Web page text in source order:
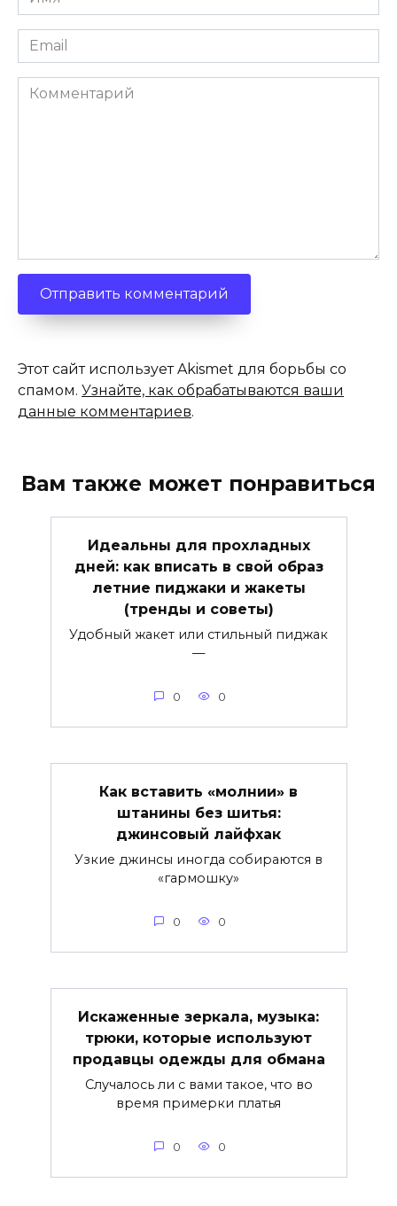
*
Email
*
Комментарий
Этот сайт использует Akismet для борьбы со
спамом. Узнайте, как обрабатываются ваши
данные комментариев.
Вам также может понравиться
Идеальны для прохладных
дней: как вписать в свой образ
летние пиджаки и жакеты
(тренды и советы)
Удобный жакет или стильный пиджак
—
0 0
Как вставить «молнии» в
штанины без шитья:
джинсовый лайфхак
Узкие джинсы иногда собираются в
«гармошку»
0 0
Искаженные зеркала, музыка:
трюки, которые используют
продавцы одежды для обмана
Случалось ли с вами такое, что во
время примерки платья
0 0